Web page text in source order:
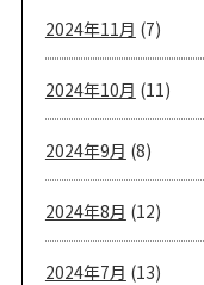
2024年11月 (7)
2024年10月 (11)
2024年9月 (8)
2024年8月 (12)
2024年7月 (13)